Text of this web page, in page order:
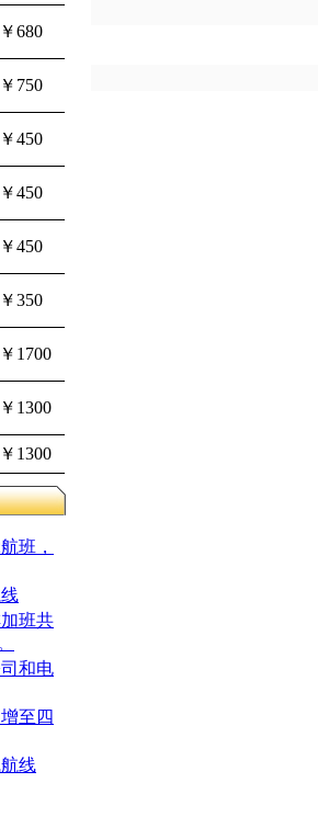
￥680
￥750
￥450
￥450
￥450
￥350
￥1700
￥1300
￥1300
班，
班共
和电
至四
线